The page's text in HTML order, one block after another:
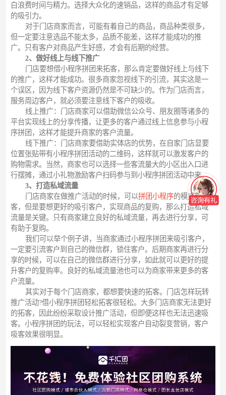
白浪费时间与精力。选择大众化的速销品，这样的商品才有足够
的吸引力。
对于门店商家而言，可能有着自己的商品，商品种类很多，
但一定要注意选品不能太多，品质不能差，这样才能成功的推
广。只有客户对商品产生好感，才会有后期的经营。
2、做好线上与线下推广
门店要想借小程序拼团来拓客，那么肯定要做好线上与线下
的推广，这样才能成功。很多商家忽视线下的引流，其实这是一
个误区，因为线下客户资源仍然是不可缺少的。作为门店而言，
服务周边客户，就必须要注意线下客户的吸收。
线上推广：门店商家可以借助微信公众号、朋友圈等诸多的
平台实现线上的分享传播，让更多的客户通过线上信息参与小程
序拼团，这样才能提升商家的客户流量。
线下推广：门店商家要借助实体店的优势，在自家门店显要
位置张贴带有小程序拼团活动的二维码，这样就可以激发客户的
购物需求。当然，商家也可以选择一些客流量大的小区出入口进
行摆摊，通过小礼物激励客户扫码参与到小程序拼团活动中来。
3、打造私域流量
门店商家在做推广活动的时候，可以拼团小程序的模式拓
客，但是要想更好的吸引客户，实现商品的复购，那么打造私域
流量是关键。只有商家建立良好的私域流量，再去进行分享，可
有助于复购。
我们可以举个例子讲，当商家通过小程序拼团来吸引客户，
一定要引流客户到自己的微信群，锁住客户。后期商家再进行分
享的时候，可以在自己的微信群进行分享，如此就可以更好的提
升客户的复购率。良好的私域流量池也可以为商家带来更多的客
户流量。
其实对于每个门店商家，都想要快速的拓客。门店怎样玩转
推广活动?借小程序拼团轻松拓客很轻松。大多门店商家无法更好
的拓客，因此纷纷采取设计推广活动，但即便这样也无法迅速吸
客。小程序拼团的玩法，可以轻松实现客户自动裂变营销，客户
吸客效果很明显。